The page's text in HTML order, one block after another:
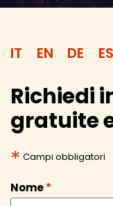
IT EN DE ES
Richiedi
gratuite
* Campi obbligatori
Nome*